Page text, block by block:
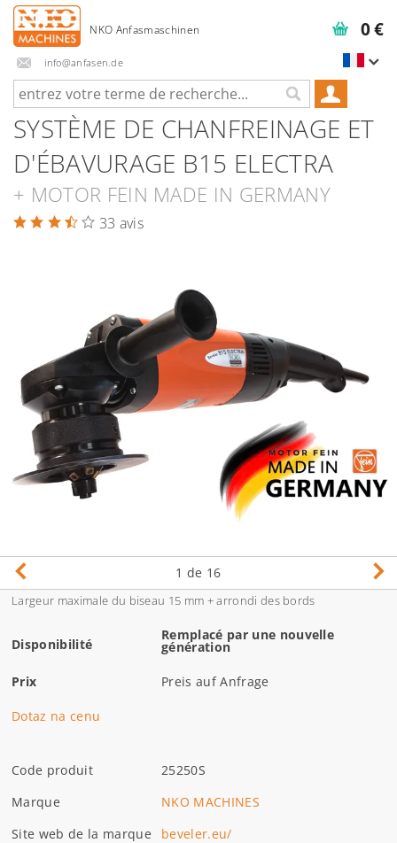
info@anfasen.de
0 €
SYSTÈME DE CHANFREINAGE ET
D'ÉBAVURAGE B15 ELECTRA
+ MOTOR FEIN MADE IN GERMANY
33 avis
1 de 16
Largeur maximale du biseau 15 mm + arrondi des bords
Disponibilité
Remplacé par une nouvelle
génération
Prix Preis auf Anfrage
Dotaz na cenu
Code produit
25250S
Marque
NKO MACHINES
Site web de la marque
beveler.eu/